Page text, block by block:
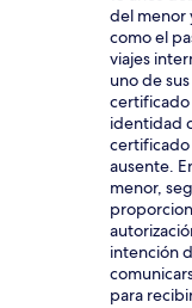
del menor
como el
viajes
uno de
identidad
ausente.
menor,
intención
para